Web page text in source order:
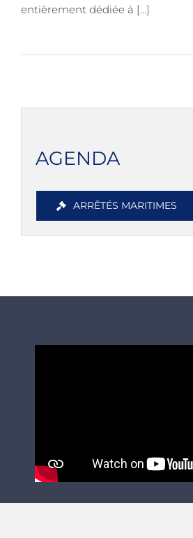
entièrement dédiée à [...]
AGENDA
ARRÊTÉS MARITIMES